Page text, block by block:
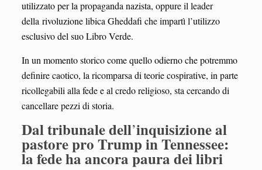
utilizzato per la propaganda nazista, oppure il leader
della rivoluzione libica Gheddafi che impartì l’utilizzo
esclusivo del suo Libro Verde.
In un momento storico come quello odierno che potremmo
definire caotico, la ricomparsa di teorie cospirative, in parte
ricollegabili alla fede e al credo religioso, sta cercando di
cancellare pezzi di storia.
Dal tribunale dell’inquisizione al
pastore pro Trump in Tennessee:
la fede ha ancora paura dei libri